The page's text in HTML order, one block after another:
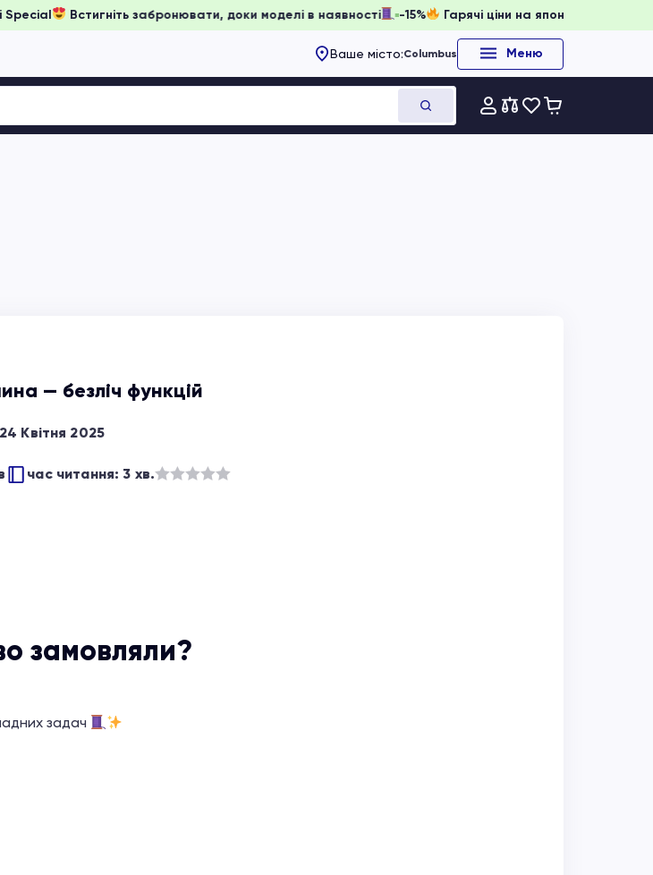
Kansai Special Встигніть забронювати, доки моделі в наявності -15% Гарячі ціни на
Ваше місто:Columbus Меню
— безліч функцій
24 Квітня 2025
час читання: 3 хв.
замовляли?
задач